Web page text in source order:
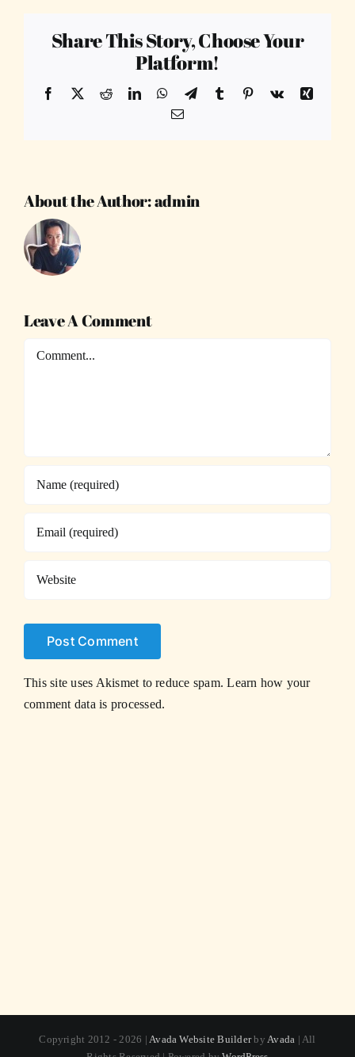
Share This Story, Choose Your
Platform!
Facebook
X RedditLinkedInWhatsApp
TelegramTumblr Pinterest
Vk
Xing
Email
About the Author:admin
Leave A Comment
Comment
This site uses Akismet to reduce spam.Learn how your
comment data is processed.
Copyright 2012 - 2026 | Avada Website Builderby Avada | All